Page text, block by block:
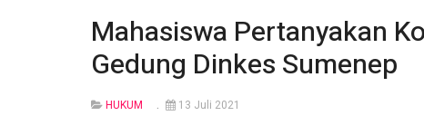
Mahasiswa Pertanyakan
Gedung Dinkes Sumenep
HUKUM 13 Juli 2021